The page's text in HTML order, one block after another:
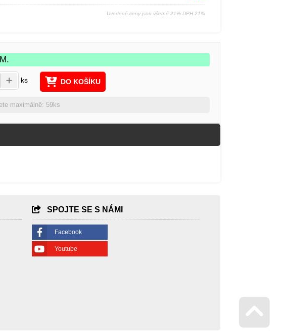
Uvedené ceny jsou včetně 21% DPH 21%
ks DO KOŠÍKU
maximálně: 59ks
SPOJTE SE S NÁMI
Facebook
Youtube